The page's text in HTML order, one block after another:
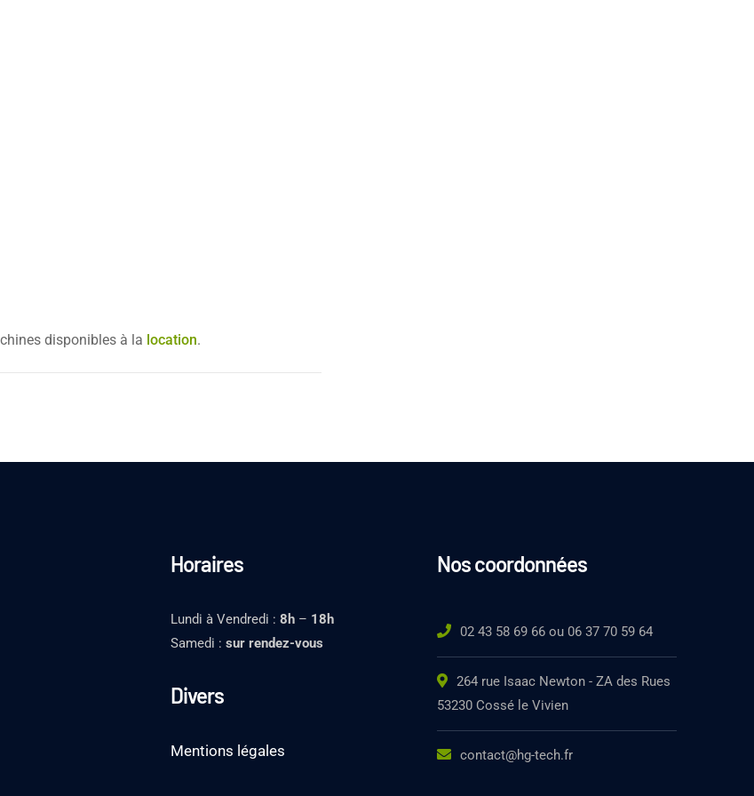
disponibles à la location.
Horaires
Lundi à Vendredi : 8h – 18h
Samedi : sur rendez-vous
Divers
Mentions légales
Nos coordonnées
02 43 58 69 66 ou 06 37 70 59 64
264 rue Isaac Newton - ZA des Rues
53230 Cossé le Vivien
contact@hg-tech.fr